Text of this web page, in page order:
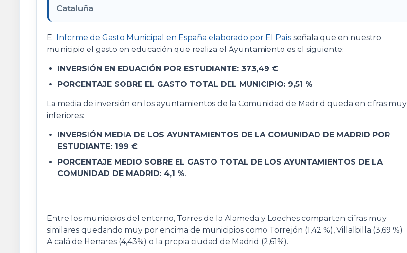
Cataluña
El Informe de Gasto Municipal en España elaborado por El País señala que en nuestro
municipio el gasto en educación que realiza el Ayuntamiento es el siguiente:
INVERSIÓN EN EDUACIÓN POR ESTUDIANTE: 373,49 €
PORCENTAJE SOBRE EL GASTO TOTAL DEL MUNICIPIO: 9,51 %
La media de inversión en los ayuntamientos de la Comunidad de Madrid queda en cifras muy
inferiores:
INVERSIÓN MEDIA DE LOS AYUNTAMIENTOS DE LA COMUNIDAD DE MADRID POR
ESTUDIANTE: 199 €
PORCENTAJE MEDIO SOBRE EL GASTO TOTAL DE LOS AYUNTAMIENTOS DE LA
COMUNIDAD DE MADRID: 4,1 %.
Entre los municipios del entorno, Torres de la Alameda y Loeches comparten cifras muy
similares quedando muy por encima de municipios como Torrejón (1,42 %), Villalbilla (3,69 %)
Alcalá de Henares (4,43%) o la propia ciudad de Madrid (2,61%).